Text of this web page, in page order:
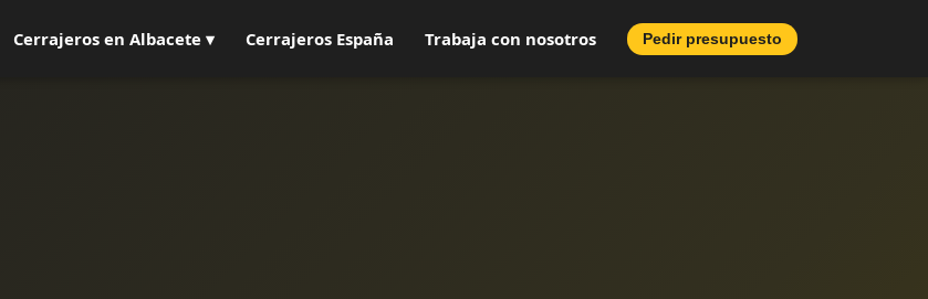
Cerrajeros en Albacete ▾ Cerrajeros España Trabaja con nosotros Pedir presupuesto